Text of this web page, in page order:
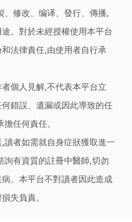
、修改、编译、發行、傳播,
。對於未經授權使用本平台
法律責任,由使用者自行承
個人見解,不代表本平台立
錯誤、遺漏或因此導致的任
任何責任。
讀者如需就自身症狀獲取進一
詢有資質的註冊中醫師,切勿
。本平台不對讀者因此造成
失負責。